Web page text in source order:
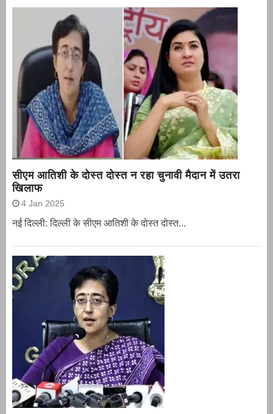
सीएम आतिशी के दोस्त दोस्त न रहा चुनावी मैदान में उतरा
खिलाफ
4 Jan 2025
नई दिल्ली: दिल्ली के सीएम आतिशी के दोस्त दोस्त...